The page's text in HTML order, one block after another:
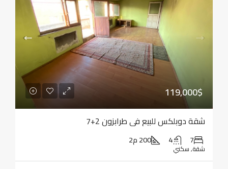
119,000$
شقة دوبلكس للبيع في طرابزون 2+7
7
4 200 م2
شقة, سكني